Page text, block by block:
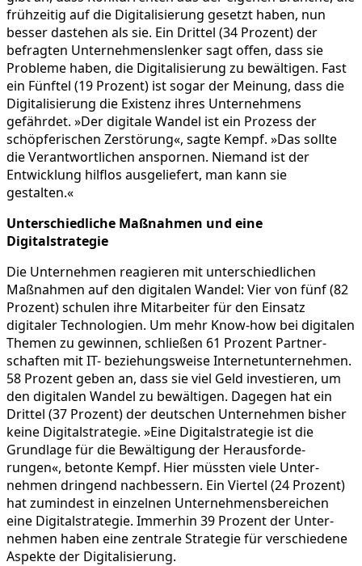
frühzeitig auf die Digita­li­sie­rung gesetzt haben, nun
besser dastehen als sie. Ein Drittel (34 Prozent) der
befragten Unter­neh­mens­lenker sagt offen, dass sie
Probleme haben, die Digita­li­sie­rung zu bewäl­tigen. Fast
ein Fünftel (19 Prozent) ist sogar der Meinung, dass die
Digita­li­sie­rung die Existenz ihres Unter­neh­mens
gefährdet. »Der digitale Wandel ist ein Prozess der
schöp­fe­ri­schen Zerstö­rung«, sagte Kempf. »Das sollte
die Verant­wort­li­chen anspornen. Niemand ist der
Entwick­lung hilflos ausge­lie­fert, man kann sie
gestalten.«
Unter­schied­liche Maßnahmen und eine
Digitalstrategie
Die Unter­nehmen reagieren mit unter­schied­li­chen
Maßnahmen auf den digitalen Wandel: Vier von fünf (82
Prozent) schulen ihre Mitar­beiter für den Einsatz
digitaler Techno­lo­gien. Um mehr Know-how bei digitalen
Themen zu gewinnen, schließen 61 Prozent Partner­
schaften mit IT- bezie­hungs­weise Inter­net­un­ter­nehmen.
58 Prozent geben an, dass sie viel Geld inves­tieren, um
den digitalen Wandel zu bewäl­tigen. Dagegen hat ein
Drittel (37 Prozent) der deutschen Unter­nehmen bisher
keine Digital­stra­tegie. »Eine Digital­stra­tegie ist die
Grund­lage für die Bewäl­ti­gung der Heraus­for­de­
rungen«, betonte Kempf. Hier müssten viele Unter­
nehmen dringend nachbes­sern. Ein Viertel (24 Prozent)
hat zumin­dest in einzelnen Unter­neh­mens­be­rei­chen
eine Digital­stra­tegie. Immerhin 39 Prozent der Unter­
nehmen haben eine zentrale Strategie für verschie­dene
Aspekte der Digitalisierung.